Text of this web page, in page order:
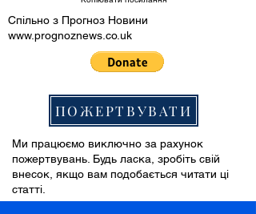
Спільно з Прогноз Новини
www.prognoznews.co.uk
ПОЖЕРТВУВАТИ
Ми працюємо виключно за рахунок
пожертвувань. Будь ласка, зробіть свій
внесок, якщо вам подобається читати ці
статті.